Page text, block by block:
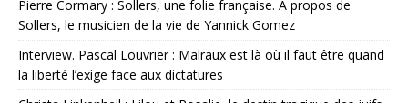
Pierre Cormary : Sollers, une folie française. À propos de
Sollers, le musicien de la vie de Yannick Gomez
Interview. Pascal Louvrier : Malraux est là où il faut être quand
la liberté l’exige face aux dictatures